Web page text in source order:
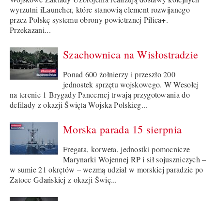
wyrzutni iLauncher, które stanowią element rozwijanego
przez Polskę systemu obrony powietrznej Pilica+.
Przekazani...
Szachownica na Wisłostradzie
Ponad 600 żołnierzy i przeszło 200
jednostek sprzętu wojskowego. W Wesołej
na terenie 1 Brygady Pancernej trwają przygotowania do
defilady z okazji Święta Wojska Polskieg...
Morska parada 15 sierpnia
Fregata, korweta, jednostki pomocnicze
Marynarki Wojennej RP i sił sojuszniczych –
w sumie 21 okrętów – wezmą udział w morskiej paradzie po
Zatoce Gdańskiej z okazji Świę...